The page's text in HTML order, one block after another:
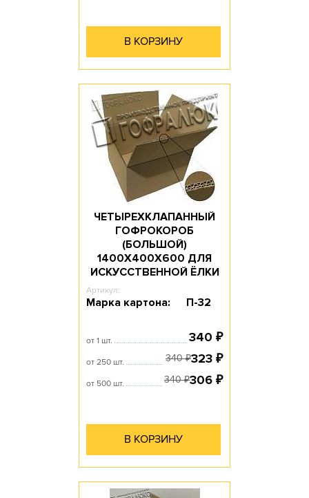
В КОРЗИНУ
ЧЕТЫРЕХКЛАПАННЫЙ
ГОФРОКОРОБ
(БОЛЬШОЙ)
1400Х400Х600 ДЛЯ
ИСКУССТВЕННОЙ ЁЛКИ
Артикул:
Марка картона: П-32
от 1 шт. 340 ₽
от 250 шт. 340₽323 ₽
от 500 шт. 340₽306 ₽
В КОРЗИНУ